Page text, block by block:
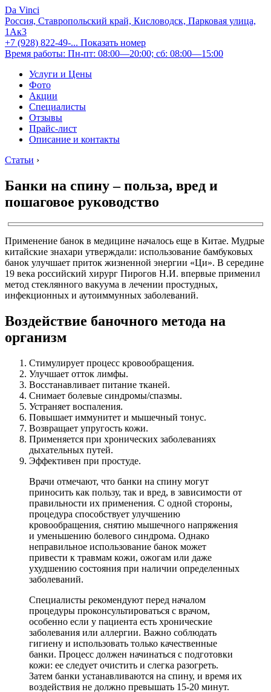
Da Vinci
Россия, Ставропольский край, Кисловодск, Парковая улица,
1Ак3
+7 (928) 822-49-... Показать номер
Время работы: Пн-пт: 08:00—20:00; сб: 08:00—15:00
Услуги и Цены
Фото
Акции
Специалисты
Отзывы
Прайс-лист
Описание и контакты
Статьи ›
Банки на спину – польза, вред и
пошаговое руководство
Применение банок в медицине началось еще в Китае. Мудрые
китайские знахари утверждали: использование бамбуковых
банок улучшает приток жизненной энергии «Ци». В середине
19 века российский хирург Пирогов Н.И. впервые применил
метод стеклянного вакуума в лечении простудных,
инфекционных и аутоиммунных заболеваний.
Воздействие баночного метода на
организм
Стимулирует процесс кровообращения.
Улучшает отток лимфы.
Восстанавливает питание тканей.
Снимает болевые синдромы/спазмы.
Устраняет воспаления.
Повышает иммунитет и мышечный тонус.
Возвращает упругость кожи.
Применяется при хронических заболеваниях
дыхательных путей.
Эффективен при простуде.
Врачи отмечают, что банки на спину могут
приносить как пользу, так и вред, в зависимости от
правильности их применения. С одной стороны,
процедура способствует улучшению
кровообращения, снятию мышечного напряжения
и уменьшению болевого синдрома. Однако
неправильное использование банок может
привести к травмам кожи, ожогам или даже
ухудшению состояния при наличии определенных
заболеваний.
Специалисты рекомендуют перед началом
процедуры проконсультироваться с врачом,
особенно если у пациента есть хронические
заболевания или аллергии. Важно соблюдать
гигиену и использовать только качественные
банки. Процесс должен начинаться с подготовки
кожи: ее следует очистить и слегка разогреть.
Затем банки устанавливаются на спину, и время их
воздействия не должно превышать 15-20 минут.